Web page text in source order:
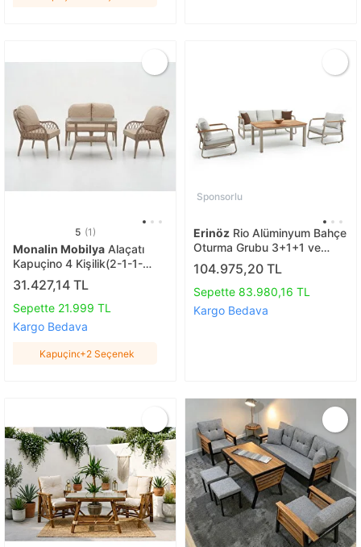
5 (1)
Monalin Mobilya Alaçatı
Kapuçino 4 Kişilik(2-1-1-
masa) Rattan Örgü Bahçe &
Balkon & Teras Oturma
Grubu Minderli & Camlı &
Masalı Takım Kapuçino
31.427,14 TL
Sepette 21.999 TL
Kargo Bedava
Kapuçino+2 Seçenek
Sponsorlu
Erinöz Rio Alüminyum Bahçe
Oturma Grubu 3+1+1 ve
Yüksek Sehpa, Kum Rengi
104.975,20 TL
Sepette 83.980,16 TL
Kargo Bedava